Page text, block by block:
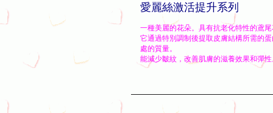
愛麗絲激活提升系列
一種美麗的花朵。具有抗老化特性的鳶
它通過特別調制後提取皮膚結構所需的
處的質量。
能減少皺紋，改善肌膚的滋養效果和彈性